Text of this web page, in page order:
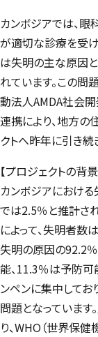
カンボジアでは、
が適切な診療を受
は失明の主な原因
れています。この
動法人AMDA社会
連携により、地方
クトへ昨年に引き
【プロジェクトの背景
カンボジアにおけ
では2.5％と推計さ
によって、失明者数
失明の原因の92.2
能、11.3％は予防可
ンペンに集中して
問題となっていま
り、WHO（世界保